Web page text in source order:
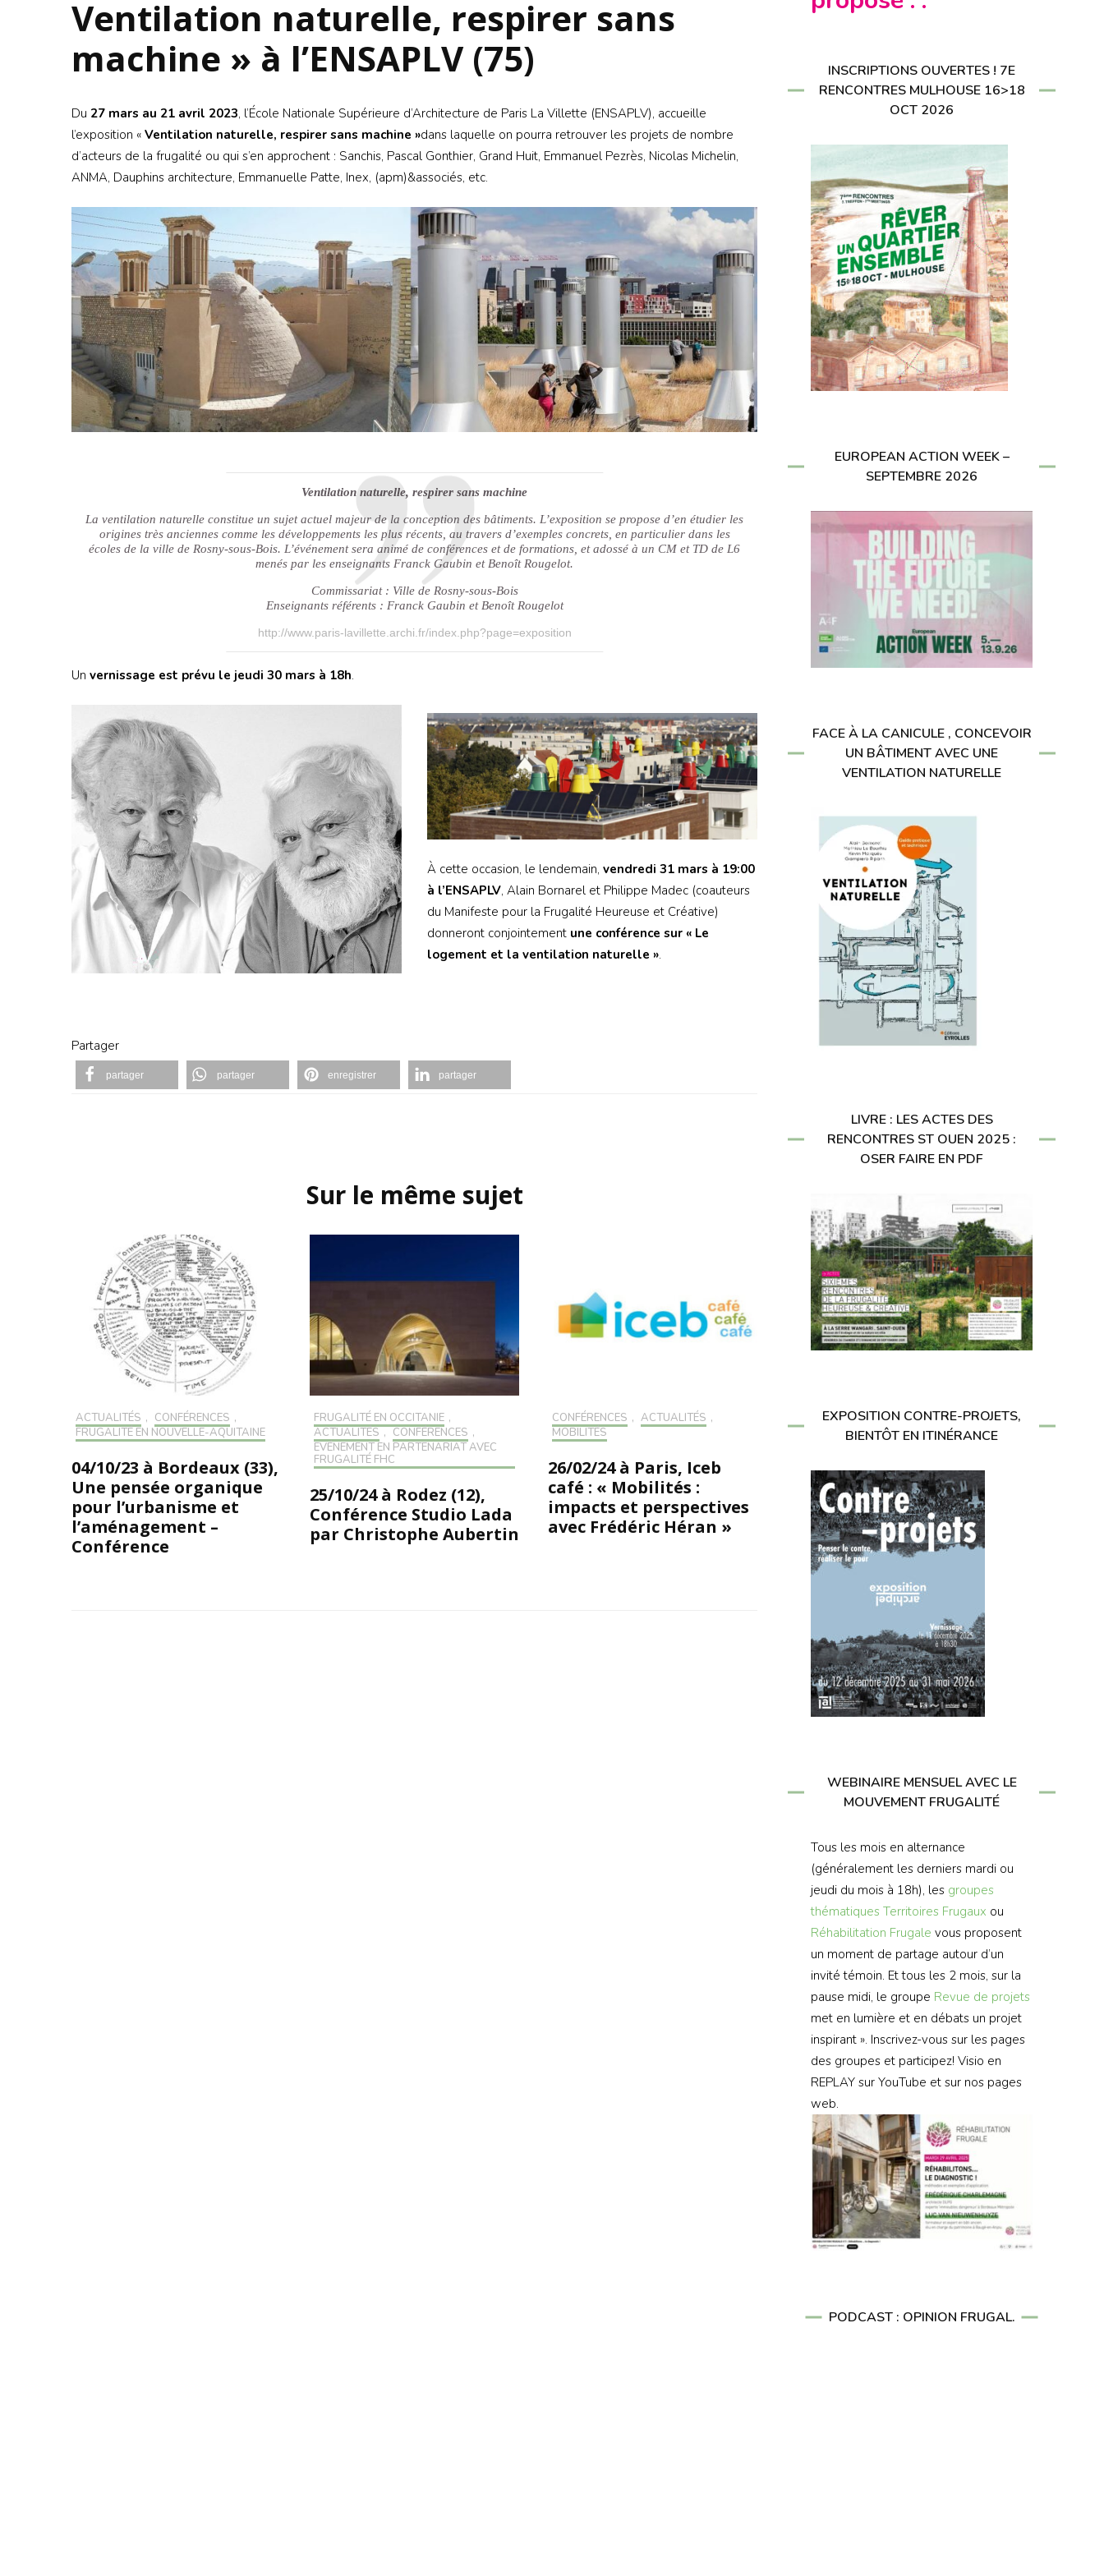
Ventilation naturelle, respirer sans
machine » à l’ENSAPLV (75)
Du 27 mars au 21 avril 2023, l’École Nationale Supérieure d’Architecture de Paris La Villette (ENSAPLV), accueille
l’exposition « Ventilation naturelle, respirer sans machine »dans laquelle on pourra retrouver les projets de nombre
d’acteurs de la frugalité ou qui s’en approchent : Sanchis, Pascal Gonthier, Grand Huit, Emmanuel Pezrès, Nicolas Michelin,
ANMA, Dauphins architecture, Emmanuelle Patte, Inex, (apm)&associés, etc.
Ventilation naturelle, respirer sans machine
La ventilation naturelle constitue un sujet actuel majeur de la conception des bâtiments. L’exposition se propose d’en étudier les
origines très anciennes comme les développements les plus récents, au travers d’exemples concrets, en particulier dans les
écoles de la ville de Rosny-sous-Bois. L’événement sera animé de conférences et de formations, et adossé à un CM et TD de L6
menés par les enseignants Franck Gaubin et Benoît Rougelot.
Commissariat : Ville de Rosny-sous-Bois
Enseignants référents : Franck Gaubin et Benoît Rougelot
http://www.paris-lavillette.archi.fr/index.php?page=exposition
Un vernissage est prévu le jeudi 30 mars à 18h.
À cette occasion, le lendemain, vendredi 31 mars à 19:00
à l’ENSAPLV, Alain Bornarel et Philippe Madec (coauteurs
du Manifeste pour la Frugalité Heureuse et Créative)
donneront conjointement une conférence sur « Le
logement et la ventilation naturelle ».
Partager
partager partager enregistrer partager
Sur le même sujet
ACTUALITÉS , CONFÉRENCES ,
FRUGALITÉ EN NOUVELLE-AQUITAINE
04/10/23 à Bordeaux (33),
Une pensée organique
pour l’urbanisme et
l’aménagement –
Conférence
FRUGALITÉ EN OCCITANIE ,
ACTUALITÉS , CONFÉRENCES ,
EVÉNEMENT EN PARTENARIAT AVEC
FRUGALITÉ FHC
25/10/24 à Rodez (12),
Conférence Studio Lada
par Christophe Aubertin
CONFÉRENCES , ACTUALITÉS ,
MOBILITÉS
26/02/24 à Paris, Iceb
café : « Mobilités :
impacts et perspectives
avec Frédéric Héran »
INSCRIPTIONS OUVERTES ! 7E
RENCONTRES MULHOUSE 16>18
OCT 2026
EUROPEAN ACTION WEEK –
SEPTEMBRE 2026
FACE À LA CANICULE , CONCEVOIR
UN BÂTIMENT AVEC UNE
VENTILATION NATURELLE
LIVRE : LES ACTES DES
RENCONTRES ST OUEN 2025 :
OSER FAIRE EN PDF
EXPOSITION CONTRE-PROJETS,
BIENTÔT EN ITINÉRANCE
WEBINAIRE MENSUEL AVEC LE
MOUVEMENT FRUGALITÉ
Tous les mois en alternance
(généralement les derniers mardi ou
jeudi du mois à 18h), les groupes
thématiques Territoires Frugaux ou
Réhabilitation Frugale vous proposent
un moment de partage autour d’un
invité témoin. Et tous les 2 mois, sur la
pause midi, le groupe Revue de projets
met en lumière et en débats un projet
inspirant ». Inscrivez-vous sur les pages
des groupes et participez! Visio en
REPLAY sur YouTube et sur nos pages
web.
PODCAST : OPINION FRUGAL.